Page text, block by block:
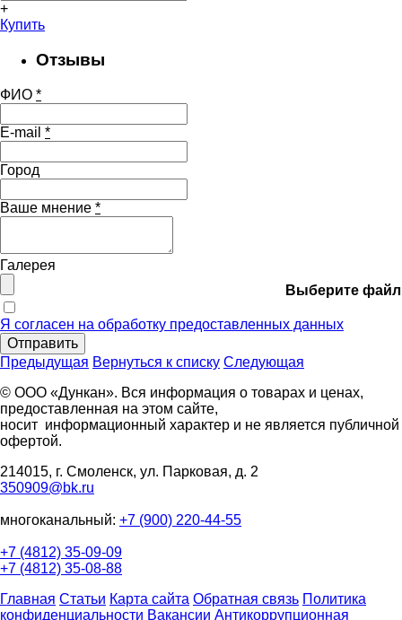
+
Купить
Отзывы
ФИО *
E-mail *
Город
Ваше мнение *
Галерея
Выберите файл
Я согласен на обработку предоставленных данных
Отправить
Предыдущая Вернуться к списку Следующая
© ООО «Дункан». Вся информация о товарах и ценах,
предоставленная на этом сайте,
носит информационный характер и не является публичной
офертой.
214015, г. Смоленск, ул. Парковая, д. 2
350909@bk.ru
многоканальный: +7 (900) 220-44-55
+7 (4812) 35-09-09
+7 (4812) 35-08-88
Главная Статьи Карта сайта Обратная связь Политика
конфиденциальности Вакансии Антикоррупционная